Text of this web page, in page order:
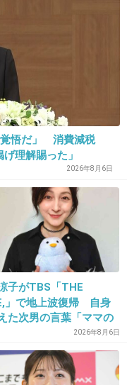
脂肪だった私はコレ
+7
いタイプなら防風通
を意識した食事と前
けんを課金して体重
は成分表示をみて脂
。
+8
覚悟だ」 消費減税
理解賜った」
2026年8月6日
子がTBS「THE
」で地上波復帰 自身
た次男の言葉「ママの
ンの人なら、知りたいん
いか」
2026年8月6日